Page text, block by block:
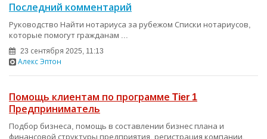
Последний комментарий
Руководство Найти нотариуса за рубежом Списки нотариусов,
которые помогут гражданам ...
23 сентября 2025, 11:13
Алекс Эптон
Помощь клиентам по программе Tier 1
Предприниматель
Подбор бизнеса, помощь в составлении бизнес плана и
финансовой структуры предприятия, регистрация компании,